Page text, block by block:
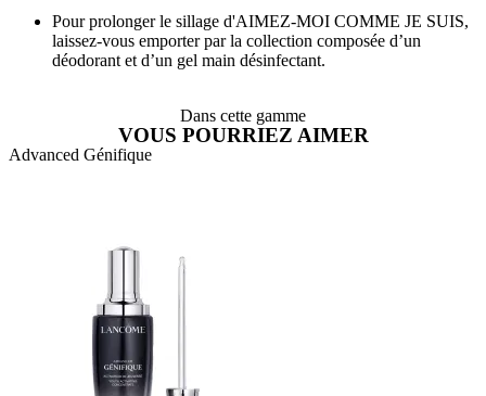
Pour prolonger le sillage d'AIMEZ-MOI COMME JE SUIS,
laissez-vous emporter par la collection composée d’un
déodorant et d’un gel main désinfectant.
Dans cette gamme
VOUS POURRIEZ AIMER
Advanced Génifique